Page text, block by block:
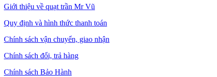
Giới thiệu về quạt trần Mr Vũ
Quy định và hình thức thanh toán
Chính sách vận chuyển, giao nhận
Chính sách đổi, trả hàng
Chính sách Bảo Hành